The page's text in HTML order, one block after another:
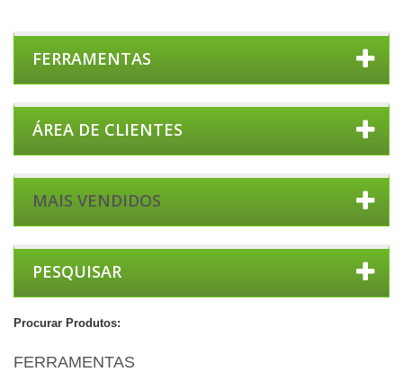
FERRAMENTAS
ÁREA DE CLIENTES
MAIS VENDIDOS
PESQUISAR
Procurar Produtos:
FERRAMENTAS